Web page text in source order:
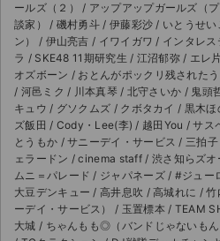
よくある質問
お知らせ
ールズ（２） / アップアップガールズ（
談家） / 磯村勇斗 / 伊藤彩沙 / いとうせ
ン） / 伊山亮吉 / イワイガワ / インタレ
ラ / SKE48 11期研究生 / 江沼郁弥 / エレ
オズボーン / おとんがポックリ残された
/ 河邑ミク / 川本真琴 / 北守さいか / 鬼頭
キュウ / グソクムズ / クボタカイ / 黒木
ズ飯田 / Cody・Lee(李) / 越田You / サス
とうもか / サニーデイ・サービス / 三拍
ェラードン / cinema staff / 渋さ知らズ
ムニ＝パレード / ジャパネーズ / #ジュ
大豆デンキュー / 高井息吹 / 高城れに /
ーデイ・サービス） / 玉置標本 / TEAM
大城 / ちゃんもも◎（バンドじゃないも